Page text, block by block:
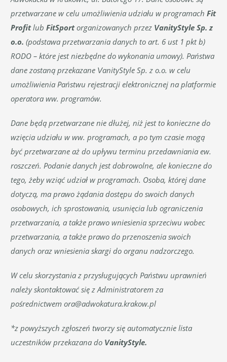
przetwarzane w celu umożliwienia udziału w programach Fit
Profitlub FitSportorganizowanych przez VanityStyle Sp. z
o.o. (podstawa przetwarzania danych to art. 6 ust 1 pkt b)
RODO – które jest niezbędne do wykonania umowy). Państwa
dane zostaną przekazane VanityStyle Sp. z o.o. w celu
umożliwienia Państwu rejestracji elektronicznej na platformie
operatora ww. programów.
Dane będą przetwarzane nie dłużej, niż jest to konieczne do
wzięcia udziału w ww. programach, a po tym czasie mogą
być przetwarzane aż do upływu terminu przedawniania ew.
roszczeń. Podanie danych jest dobrowolne, ale konieczne do
tego, żeby wziąć udział w programach. Osoba, której dane
dotyczą, ma prawo żądania dostępu do swoich danych
osobowych, ich sprostowania, usunięcia lub ograniczenia
przetwarzania, a także prawo wniesienia sprzeciwu wobec
przetwarzania, a także prawo do przenoszenia swoich
danych oraz wniesienia skargi do organu nadzorczego.
W celu skorzystania z przysługujących Państwu uprawnień
należy skontaktować się z Administratorem za
pośrednictwem ora@adwokatura.krakow.pl
*z powyższych zgłoszeń tworzy się automatycznie lista
uczestników przekazana do VanityStyle.